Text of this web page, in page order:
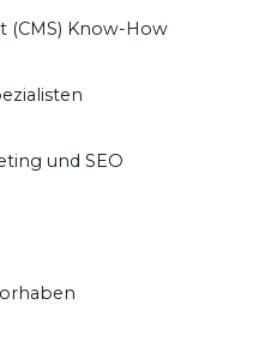
(CMS) Know-How
und SEO